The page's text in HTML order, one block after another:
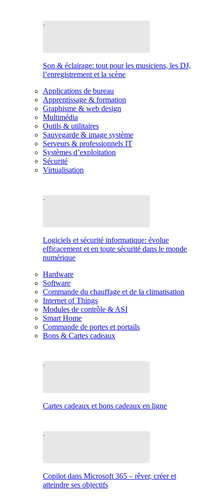
Son & éclairage: tout pour les musiciens, les DJ,
l’enregistrement et la scène
Applications de bureau
Apprentissage & formation
Graphisme & web design
Multimédia
Outils & utilitaires
Sauvegarde & image système
Serveurs & professionnels IT
Systèmes d’exploitation
Sécurité
Virtualisation
Logiciels et sécurité informatique: évolue
efficacement et en toute sécurité dans le monde
numérique
Hardware
Software
Commande du chauffage et de la climatisation
Internet of Things
Modules de contrôle & ASI
Smart Home
Commande de portes et portails
Bons & Cartes cadeaux
Cartes cadeaux et bons cadeaux en ligne
Copilot dans Microsoft 365 – rêver, créer et
atteindre ses objectifs